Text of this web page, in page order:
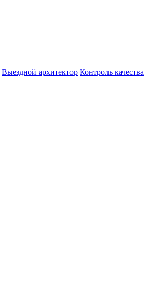
Выездной архитектор Контроль качества